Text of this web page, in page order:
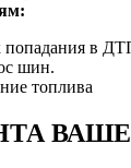
попадания в
шин.
топлива